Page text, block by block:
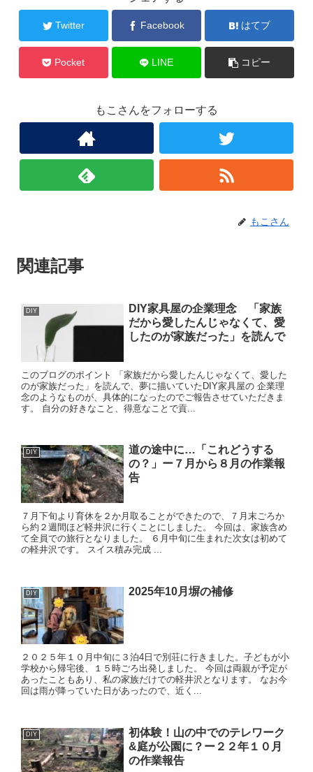
Twitter Facebook はてブ
Pocket LINE コピー
もこさんをフォローする
もこさん
関連記事
DIY
DIY家具屋の企業理念 「家族
だから愛したんじゃなくて、愛
したのが家族だった」を読んで
このブログのポイント 「家族だから愛したんじゃなくて、愛した
のが家族だった」を読んで、夢に描いていたDIY家具屋の 企業理
念のようなものが、具体的になったのでご報告させていただきま
す。 自分の好きなこと、得意なことで貢...
DIY
道の途中に…「これどうする
の？」ー７月から８月の作業報
告
７月下旬より育休を２か月取ることができたので、７月末ごろか
ら約２週間ほど軽井沢に行くことにしました。 今回は、家族含め
て全員での旅行となりました。 ６月中旬に生まれた次女は初めて
の軽井沢です。 スイス積み完成 ...
DIY 2025年10月塀の補修
２０２５年１０月中旬に３泊4日で別荘に行きました。子どもが小
学校から帰宅後、１５時ごろ出発しました。 今回は両親が予定が
あったこともあり、私の家族だけでの軽井沢となります。 なお今
回は雨が降っていた日があったので、近く...
DIY
初体験！山の中でのテレワーク
&庭が公園に？ー２２年１０月
の作業報告